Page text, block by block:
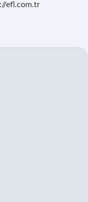
efl.com.tr